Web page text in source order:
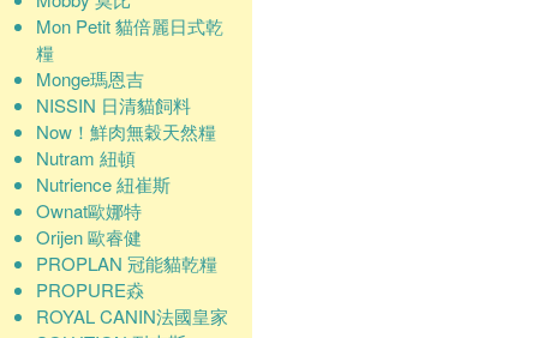
Mon Petit 貓倍麗日式乾
糧
Monge瑪恩吉
NISSIN 日清貓飼料
Now！鮮肉無穀天然糧
Nutram 紐頓
Nutrience 紐崔斯
Ownat歐娜特
Orijen 歐睿健
PROPLAN 冠能貓乾糧
PROPURE猋
ROYAL CANIN法國皇家